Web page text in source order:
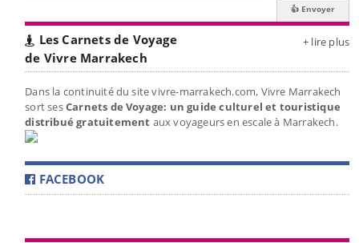
Les Carnets de Voyage
de Vivre Marrakech
+ lire plus
Dans la continuité du site vivre-marrakech.com, Vivre Marrakech
sort sesCarnets de Voyage: un guide culturel et touristique
distribué gratuitement aux voyageurs en escale à Marrakech.
FACEBOOK